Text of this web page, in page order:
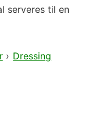
serveres til en
› Dressing